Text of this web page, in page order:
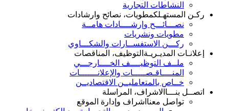
النشاطات التجارية
ركـن المستهـلكمطويات، نصائح وارشادات
نصـــائـــح وإرشــــادات هامــة
مطويات ونشريات
ركـــن الاستفســارات والشكـــاوي
إعلانـات المديـريـة التوظيف، المناقصات
ملــف التوظيــــف الخــــارجـــي
المنــــاقـصـــــات والإعلانـــــــات
خــاص بالمتعامليــن الاقتصاديــن
اتصــل بنـــا الاشراف، المراسلة
تواصل معنا اشراف وإدارة الموقع